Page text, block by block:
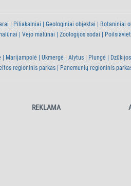
Piliakalniai Geologiniai objektai Botaniniai
Vejo malūnai Zoologijos sodai
Marijampolė Ukmergė Alytus Plungė
regioninis parkas Panemunių regioninis
REKLAMA